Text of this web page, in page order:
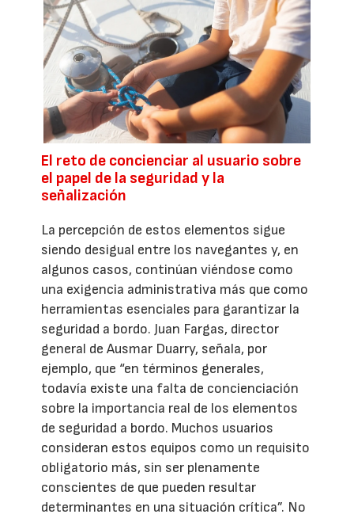
El reto de concienciar al usuario sobre
el papel de la seguridad y la
señalización
La percepción de estos elementos sigue
siendo desigual entre los navegantes y, en
algunos casos, continúan viéndose como
una exigencia administrativa más que como
herramientas esenciales para garantizar la
seguridad a bordo. Juan Fargas, director
general de Ausmar Duarry, señala, por
ejemplo, que “en términos generales,
todavía existe una falta de concienciación
sobre la importancia real de los elementos
de seguridad a bordo. Muchos usuarios
consideran estos equipos como un requisito
obligatorio más, sin ser plenamente
conscientes de que pueden resultar
determinantes en una situación crítica”. No